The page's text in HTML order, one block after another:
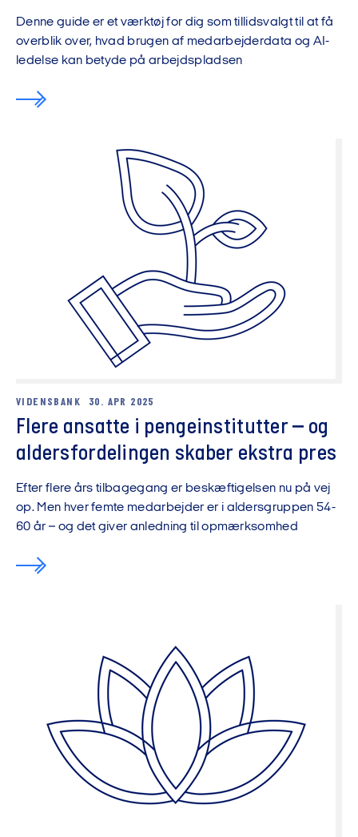
Denne guide er et værktøj for dig som tillidsvalgt til at få
overblik over, hvad brugen af medarbejderdata og AI-
ledelse kan betyde på arbejdspladsen
VIDENSBANK 30. APR 2025
Flere ansatte i pengeinstitutter – og
aldersfordelingen skaber ekstra pres
Efter flere års tilbagegang er beskæftigelsen nu på vej
op. Men hver femte medarbejder er i aldersgruppen 54-
60 år – og det giver anledning til opmærksomhed